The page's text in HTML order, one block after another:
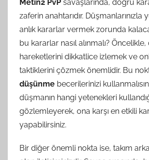
Metin2 PvP savaşlarında, doğru
zaferin anahtarıdır. Düşmanlarınızla
anlık kararlar vermek zorunda
bu kararlar nasıl alınmalı? Öncelikle,
hareketlerini dikkatlice izlemek ve
taktiklerini çözmek önemlidir. Bu
düşünme becerilerinizi
düşmanın hangi yetenekleri
gözlemleyerek, ona karşı en etkili
yapabilirsiniz.
Bir diğer önemli nokta ise, takım